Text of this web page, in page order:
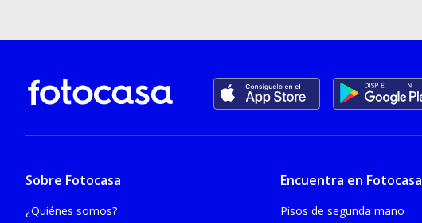
Sobre Fotocasa
¿Quiénes somos?
Encuentra en Fotocasa
Pisos de segunda mano